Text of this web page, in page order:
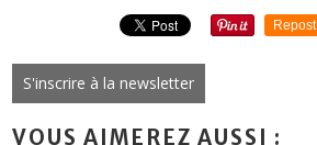
Repost
S'inscrire à la newsletter
VOUS AIMEREZ AUSSI :